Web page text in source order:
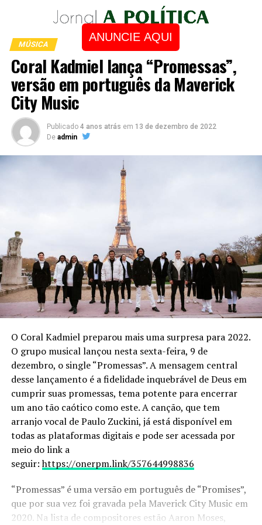
ANUNCIE AQUI
MÚSICA
Coral Kadmiel lança “Promessas”,
versão em português da Maverick
City Music
Publicado 4 anos atrás em 13 de dezembro de 2022
De admin
O Coral Kadmiel preparou mais uma surpresa para 2022.
O grupo musical lançou nesta sexta-feira, 9 de
dezembro, o single “Promessas”. A mensagem central
desse lançamento é a fidelidade inquebrável de Deus em
cumprir suas promessas, tema potente para encerrar
um ano tão caótico como este. A canção, que tem
arranjo vocal de Paulo Zuckini, já está disponível em
todas as plataformas digitais e pode ser acessada por
meio do link a
seguir:https://onerpm.link/357644998836
“Promessas” é uma versão em português de “Promises”,
que por sua vez foi gravada pela Maverick City Music em
2020. Na lista de compositores estão Aaron Moses,